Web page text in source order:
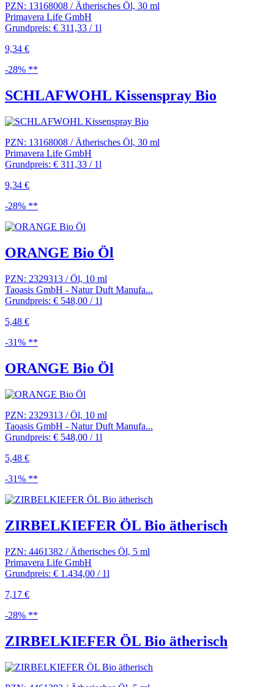
PZN: 13168008 / Ätherisches Öl, 30 ml
Primavera Life GmbH
Grundpreis: € 311,33 / 1l
9,34 €
-28% **
SCHLAFWOHL Kissenspray Bio
PZN: 13168008 / Ätherisches Öl, 30 ml
Primavera Life GmbH
Grundpreis: € 311,33 / 1l
9,34 €
-28% **
ORANGE Bio Öl
PZN: 2329313 / Öl, 10 ml
Taoasis GmbH - Natur Duft Manufa...
Grundpreis: € 548,00 / 1l
5,48 €
-31% **
ORANGE Bio Öl
PZN: 2329313 / Öl, 10 ml
Taoasis GmbH - Natur Duft Manufa...
Grundpreis: € 548,00 / 1l
5,48 €
-31% **
ZIRBELKIEFER ÖL Bio ätherisch
PZN: 4461382 / Ätherisches Öl, 5 ml
Primavera Life GmbH
Grundpreis: € 1.434,00 / 1l
7,17 €
-28% **
ZIRBELKIEFER ÖL Bio ätherisch